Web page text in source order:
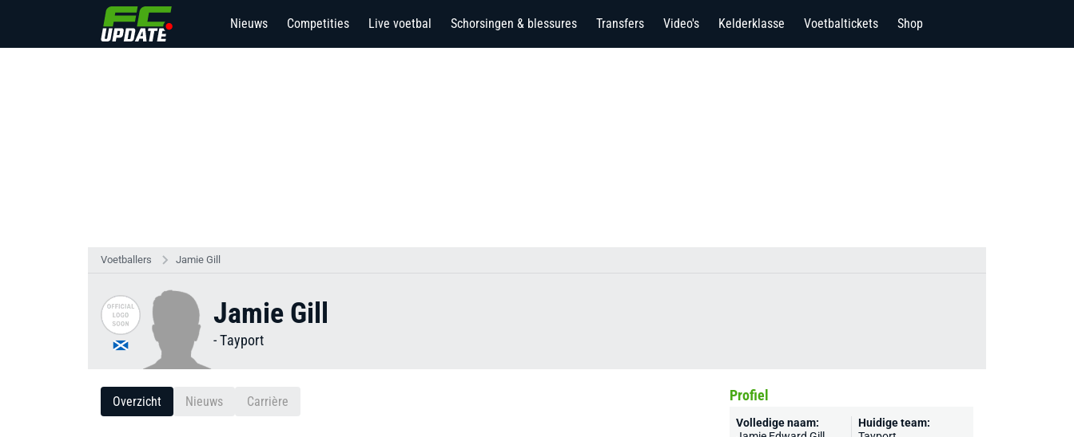
Nieuws Competities Live voetbal Schorsingen & blessures Transfers Video's Kelderklasse Voetbaltickets Shop
Voetballers Jamie Gill
Jamie Gill
-Tayport
Overzicht Nieuws Carrière Profiel
Volledige naam:
Huidige team: